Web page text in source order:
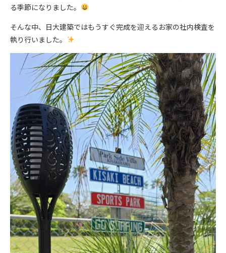
る季節になりました。
そんな中、日大建築ではもうすぐ完成を迎えるお家の社内検査を
執り行いました。